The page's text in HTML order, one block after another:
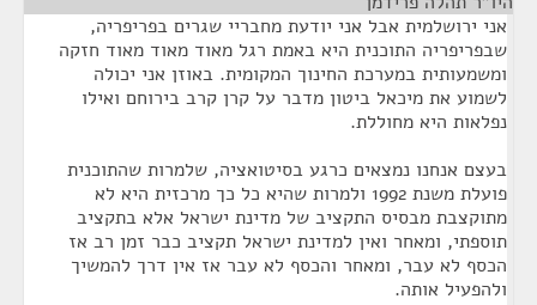
אני ירושלמית אבל אני יודעת מחבריי שגרים בפריפריה,
שבפריפריה התוכנית היא באמת רגל מאוד מאוד מאוד חזקה
ומשמעותית במערכת החינוך המקומית. באוזן אני יכולה
לשמוע את מיכאל ביטון מדבר על קרן קרב בירוחם ואילו
נפלאות היא מחוללת.
בעצם אנחנו נמצאים כרגע בסיטואציה, שלמרות שהתוכנית
פועלת משנת 1992 ולמרות שהיא כל כך מרכזית היא לא
מתוקצבת מבסיס התקציב של מדינת ישראל אלא בתקציב
תוספתי, ומאחר ואין למדינת ישראל תקציב כבר זמן רב אז
הכסף לא עבר, ומאחר והכסף לא עבר אז אין דרך להמשיך
ולהפעיל אותה.